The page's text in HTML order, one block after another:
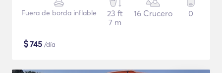
Fuera de borda inflable
23 ft
7 m
16 Crucero 0
$745 /día